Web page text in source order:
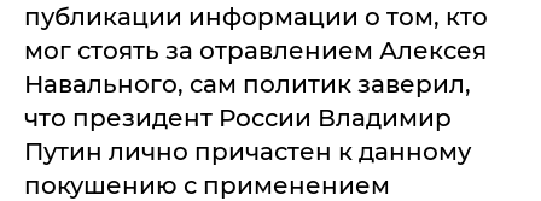
публикации информации о том, кто
мог стоять за отравлением Алексея
Навального, сам политик заверил,
что президент России Владимир
Путин лично причастен к данному
покушению с применением